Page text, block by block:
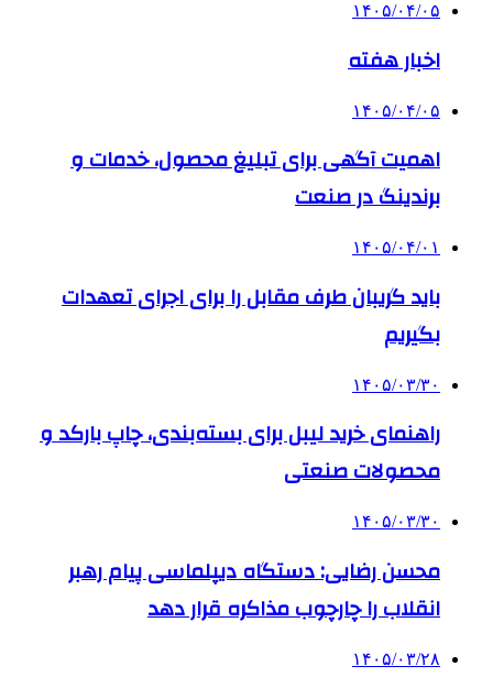
۱۴۰۵/۰۴/۰۵
اخبار هفته
۱۴۰۵/۰۴/۰۵
اهمیت آگهی برای تبلیغ محصول، خدمات و
برندینگ در صنعت
۱۴۰۵/۰۴/۰۱
باید گریبان طرف مقابل را برای اجرای تعهدات
بگیریم
۱۴۰۵/۰۳/۳۰
راهنمای خرید لیبل برای بسته‌بندی، چاپ بارکد و
محصولات صنعتی
۱۴۰۵/۰۳/۳۰
محسن رضایی: دستگاه دیپلماسی پیام رهبر
انقلاب را چارچوب مذاکره قرار دهد
۱۴۰۵/۰۳/۲۸